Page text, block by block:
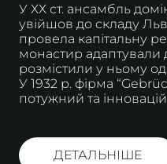
У ХХ ст. ансамбль
увійшов до складу
провела капітальну
монастир адаптували
розмістили у ньому
У 1932 р. фірма
потужний та
ДЕТАЛЬНІШЕ